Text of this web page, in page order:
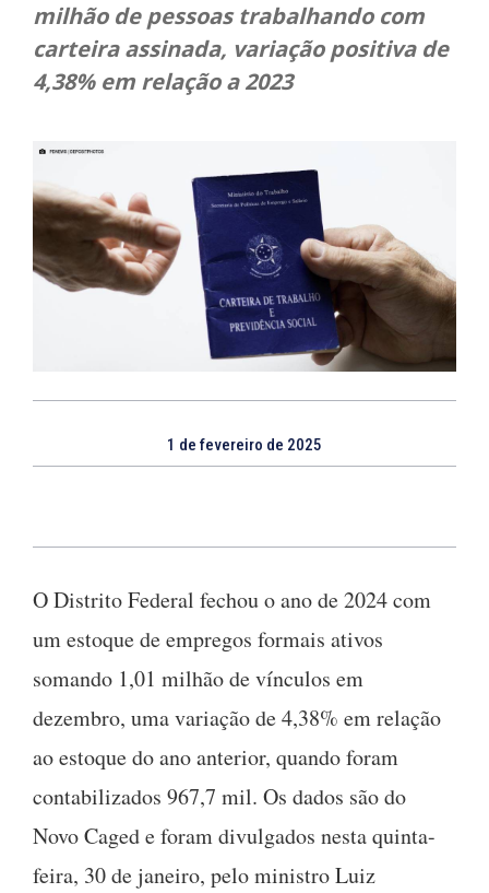
milhão de pessoas trabalhando com
carteira assinada, variação positiva de
4,38% em relação a 2023
1 de fevereiro de 2025
O Distrito Federal fechou o ano de 2024 com
um estoque de empregos formais ativos
somando 1,01 milhão de vínculos em
dezembro, uma variação de 4,38% em relação
ao estoque do ano anterior, quando foram
contabilizados 967,7 mil. Os dados são do
Novo Caged e foram divulgados nesta quinta-
feira, 30 de janeiro, pelo ministro Luiz